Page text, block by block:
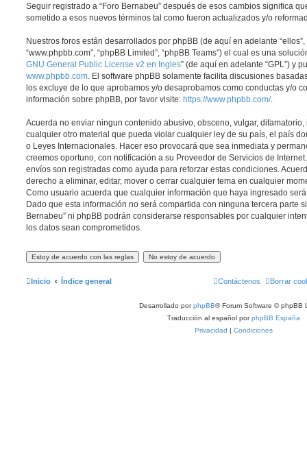
Seguir registrado a “Foro Bernabeu” después de esos cambios significa
sometido a esos nuevos términos tal como fueron actualizados y/o
Nuestros foros están desarrollados por phpBB (de aquí en adelante “ellos”,
“www.phpbb.com”, “phpBB Limited”, “phpBB Teams”) el cual es una
GNU General Public License v2 en Ingles” (de aquí en adelante “GPL”) y
www.phpbb.com. El software phpBB solamente facilita discusiones
los excluye de lo que aprobamos y/o desaprobamos como conductas y/o
información sobre phpBB, por favor visite: https://www.phpbb.com/.
Acuerda no enviar ningun contenido abusivo, obsceno, vulgar,
cualquier otro material que pueda violar cualquier ley de su país, el país
o Leyes Internacionales. Hacer eso provocará que sea inmediata y
creemos oportuno, con notificación a su Proveedor de Servicios de
envíos son registradas como ayuda para reforzar estas condiciones.
derecho a eliminar, editar, mover o cerrar cualquier tema en cualquier
Como usuario acuerda que cualquier información que haya ingresado
Dado que esta información no será compartida con ninguna tercera parte
Bernabeu” ni phpBB podrán considerarse responsables por cualquier
los datos sean comprometidos.
Inicio Índice general Borrar
Contáctenos
Desarrollado porphpBB® Forum Software © phpBB
Traducción al español porphpBB España
Privacidad | Condiciones